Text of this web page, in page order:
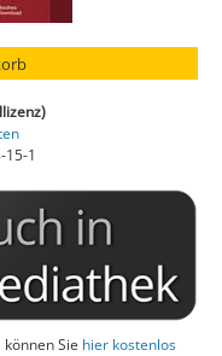
15-1
Sie hier kostenlos